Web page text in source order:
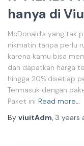
hanya di
McDonald’s yang tak
nikmatin tanpa perlu
karena kamu bisa
dan dapatkan harga
hingga 20% disetiap
Termasuk dengan
Paket ini Read more…
By viuitAdm, 3 years